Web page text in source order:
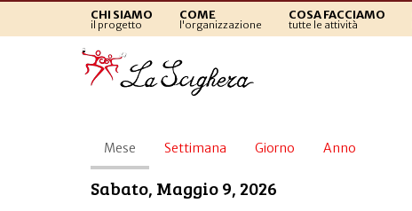
CHI SIAMO
il progetto
COME
l'organizzazione
COSA FACCIAMO
tutte le attività
Schede
primarie
Mese (scheda
attiva)
Settimana Giorno Anno
Sabato, Maggio 9, 2026